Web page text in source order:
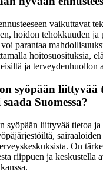
vaikuttavat
hoidon tehokkuuden ja
parantaa
hoitosuosituksia,
ja terveydenhuollon
syöpään liittyvää
Suomessa?
syöpään liittyvää tietoa
On
riippuen ja keskustella